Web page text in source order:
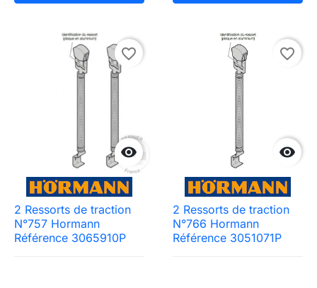

favorite_border
2 Ressorts de traction
N°757 Hormann
Référence 3065910P

favorite_border
2 Ressorts de traction
N°766 Hormann
Référence 3051071P